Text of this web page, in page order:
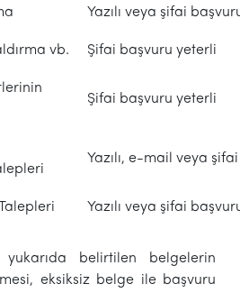
Yazılı veya şifai
vb. Şifai başvuru yeterli
Şifai başvuru yeterli
Yazılı, e-mail veya
Yazılı veya şifai
yukarıda belirtilen belgelerin
eksiksiz belge ile başvuru